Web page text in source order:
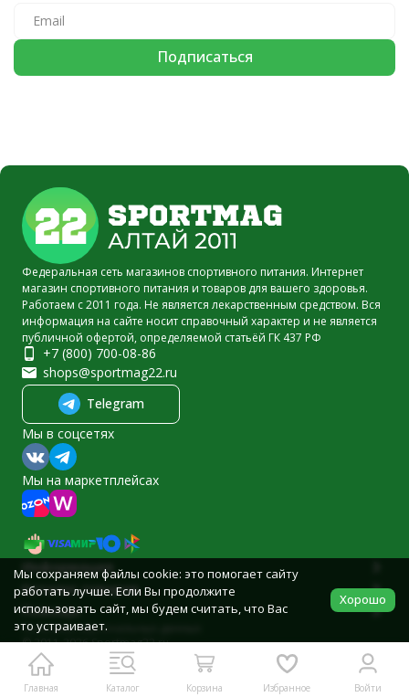
Главная Каталог Корзина Избранное Войти
Федеральная сеть магазинов спортивного питания. Интернет
магазин спортивного питания и товаров для вашего здоровья.
Работаем с 2011 года. Не является лекарственным средством. Вся
информация на сайте носит справочный характер и не является
публичной офертой, определяемой статьёй ГК 437 РФ
+7 (800) 700-08-86
shops@sportmag22.ru
Telegram
Мы в соцсетях
Мы на маркетплейсах
Информация
Каталог товаров
Помощь
Политика персональных данных
© 2011-2026 Sportmag22.ru
Разработано в
bodysite.ru
Мы сохраняем файлы cookie: это помогает сайту
работать лучше. Если Вы продолжите
использовать сайт, мы будем считать, что Вас
это устраивает.
Хорошо